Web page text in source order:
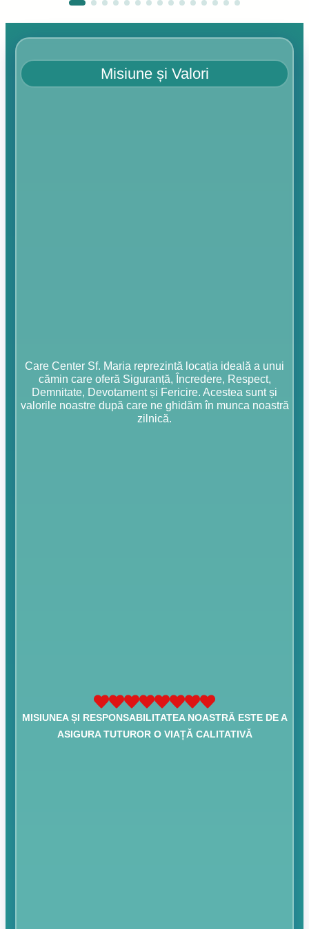
Misiune și Valori
Care Center Sf. Maria reprezintă locația ideală a unui
cămin care oferă Siguranță, Încredere, Respect,
Demnitate, Devotament și Fericire. Acestea sunt și
valorile noastre după care ne ghidăm în munca noastră
zilnică.
MISIUNEA ȘI RESPONSABILITATEA NOASTRĂ ESTE DE A
ASIGURA TUTUROR O VIAȚĂ CALITATIVĂ